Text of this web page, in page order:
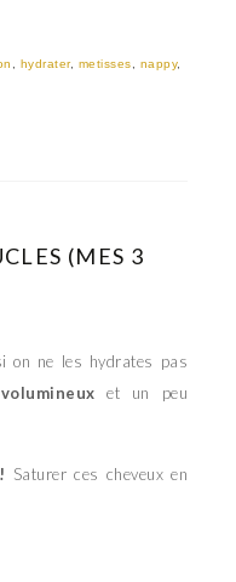
hydrater, metisses nappy,
(MES 3
on ne les hydrates pas
volumineux et un peu
! Saturer ces cheveux en